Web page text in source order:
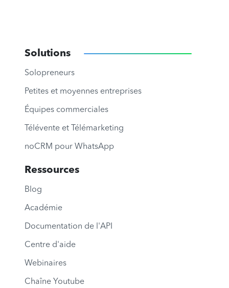
Solutions
Solopreneurs
Petites et moyennes entreprises
Équipes commerciales
Télévente et Télémarketing
noCRM pour WhatsApp
Ressources
Blog
Académie
Documentation de l'API
Centre d'aide
Webinaires
Chaîne Youtube